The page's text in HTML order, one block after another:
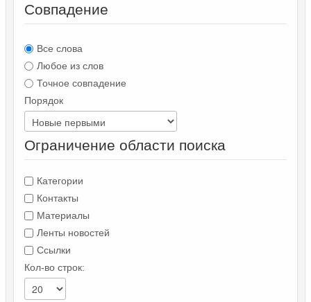
Совпадение
Все слова
Любое из слов
Точное совпадение
Порядок
Ограничение области поиска
Категории
Контакты
Материалы
Ленты новостей
Ссылки
Кол-во строк: